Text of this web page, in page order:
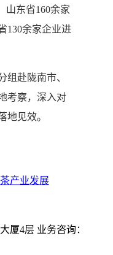
山东省160余家
130余家企业进
赴陇南市、
考察，深入对
地见效。
产业发展
厦4层 业务咨询：